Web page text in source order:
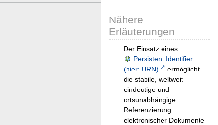
Nähere
Erläuterungen
Der Einsatz eines
Persistent Identifier
(hier: URN)
ermöglicht
die stabile, weltweit
eindeutige und
ortsunabhängige
Referenzierung
elektronischer Dokumente